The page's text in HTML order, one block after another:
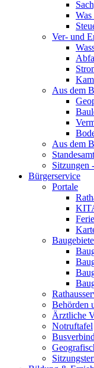
Ver- und
Aus dem
Aus dem
Sitzungen
Bürgerservice
Portale
Baugebiete
Behörden
Ärztliche
Notruftafel